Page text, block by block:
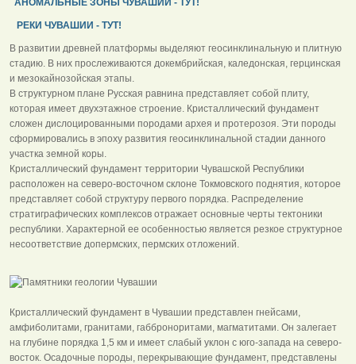
АНОМАЛЬНЫЕ ЗОНЫ ЧУВАШИИ - ТУТ!
РЕКИ ЧУВАШИИ - ТУТ!
В развитии древней платформы выделяют геосинклинальную и плитную
стадию. В них прослеживаются докембрийская, каледонская, герцинская
и мезокайнозойская этапы.
В структурном плане Русская равнина представляет собой плиту,
которая имеет двухэтажное строение. Кристаллический фундамент
сложен дислоцированными породами архея и протерозоя. Эти породы
сформировались в эпоху развития геосинклинальной стадии данного
участка земной коры.
Кристаллический фундамент территории Чувашской Республики
расположен на северо-восточном склоне Токмовского поднятия, которое
представляет собой структуру первого порядка. Распределение
стратиграфических комплексов отражает основные черты тектоники
республики. Характерной ее особенностью является резкое структурное
несоответствие допермских, пермских отложений.
Кристаллический фундамент в Чувашии представлен гнейсами,
амфиболитами, гранитами, габброноритами, магматитами. Он залегает
на глубине порядка 1,5 км и имеет слабый уклон с юго-запада на северо-
восток. Осадочные породы, перекрывающие фундамент, представлены